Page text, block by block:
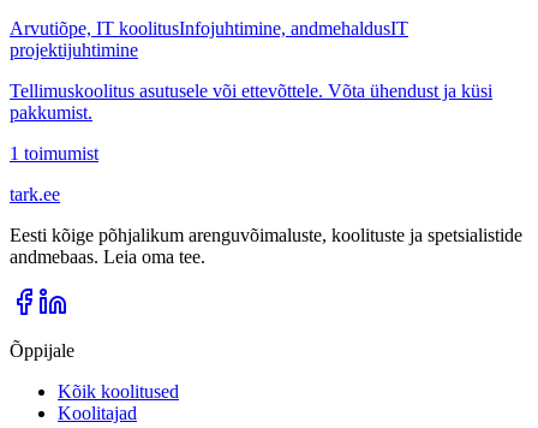
Arvutiõpe, IT koolitusInfojuhtimine, andmehaldusIT
projektijuhtimine
Tellimuskoolitus asutusele või ettevõttele. Võta ühendust ja küsi
pakkumist.
1 toimumist
tark.ee
Eesti kõige põhjalikum arenguvõimaluste, koolituste ja spetsialistide
andmebaas. Leia oma tee.
Õppijale
Kõik koolitused
Koolitajad